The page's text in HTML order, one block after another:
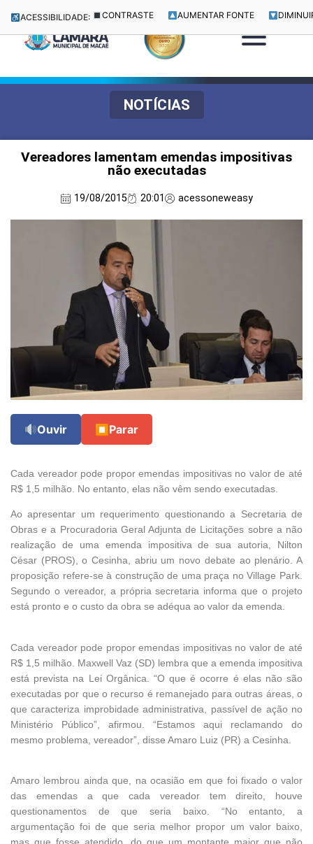
ACESSIBILIDADE: CONTRASTE AUMENTAR FONTE
NOTÍCIAS
Vereadores lamentam emendas impositivas
não executadas
19/08/2015 20:01 acessoneweasy
Ouvir ⏹ Parar
Cada vereador pode propor emendas impositivas no valor de até
R$ 1,5 milhão. No entanto, elas não vêm sendo executadas.
Ao apresentar um requerimento questionando a Secretaria de
Obras e a Procuradoria Geral Adjunta de Licitações sobre a não
realização de uma emenda impositiva de sua autoria, Nilton
César (PROS), o Cesinha, abriu um novo debate ao plenário. A
proposição refere-se à construção de uma praça no Village Park.
Segundo o vereador, a própria secretaria informa que o projeto
está pronto e o custo da obra se adéqua ao valor da emenda.
Cada vereador pode propor emendas impositivas no valor de até
R$ 1,5 milhão. Maxwell Vaz (SD) lembra que a emenda impositiva
está prevista na Lei Orgânica. “O que é ocorre é elas não são
executadas por que o recurso é remanejado para outras áreas, o
que caracteriza improbidade administrativa, passível de ação no
Ministério Público”, afirmou. “Estamos aqui reclamando do
mesmo problema, vereador”, disse Amaro Luiz (PR) a Cesinha.
Amaro lembrou ainda que, na ocasião em que foi fixado o valor
das emendas a que cada vereador tem direito, houve
questionamentos de que seria baixo. “No entanto, a
argumentação foi de que seria melhor propor um valor baixo,